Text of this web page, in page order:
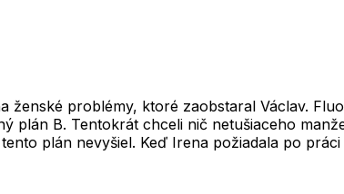
problémy, ktoré zaobstaral Václav.
plán B. Tentokrát chceli nič netušiaceho
plán nevyšiel. Keď Irena požiadala po